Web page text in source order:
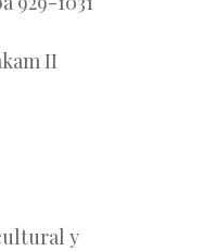
II
y